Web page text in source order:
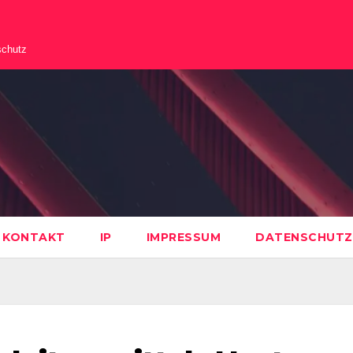
KONTAKT IP IMPRESSUM DATENSCHUTZ